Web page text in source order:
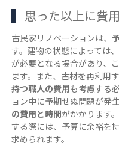
思った以上に費
古民家リノベーションは、
す。建物の状態によっては
が必要となる場合があり、
ます。また、古材を再利用
持つ職人の費用も考慮する
ョン中に予期せぬ問題が発
の費用と時間がかかります
する際には、予算に余裕を持
求められます。